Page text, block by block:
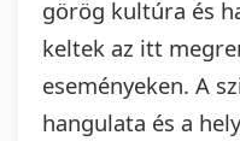
görög kultúra és
keltek az itt
eseményeken. A
hangulata és a